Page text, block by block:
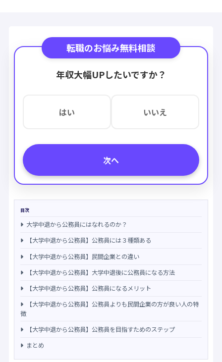
転職のお悩み無料相談
年収大幅UPしたいですか？
はい いいえ
次へ
目次
大学中退から公務員にはなれるのか？
【大学中退から公務員】公務員には３種類ある
【大学中退から公務員】民間企業との違い
【大学中退から公務員】大学中退後に公務員になる方法
【大学中退から公務員】公務員になるメリット
【大学中退から公務員】公務員よりも民間企業の方が良い人の特
徴
【大学中退から公務員】公務員を目指すためのステップ
まとめ